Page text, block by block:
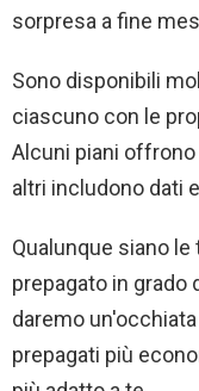
sorpresa a fine
Sono disponibili
ciascuno con le
Alcuni piani
altri includono dati
Qualunque siano
prepagato in
daremo
prepagati più